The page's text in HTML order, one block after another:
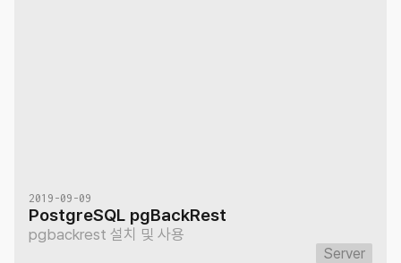
2019-09-09
PostgreSQL pgBackRest
pgbackrest 설치 및 사용
Server